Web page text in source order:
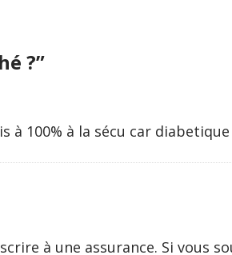
?”
100% à la sécu car diabetique
à une assurance. Si vous